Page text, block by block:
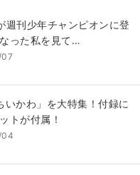
週刊少年チャンピオンに登
った私を見て…
いかわ」を大特集！付録に
トが付属！